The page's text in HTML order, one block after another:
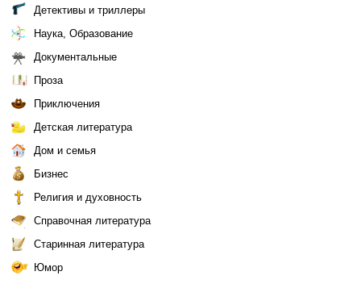
Детективы и триллеры
Наука, Образование
Документальные
Проза
Приключения
Детская литература
Дом и семья
Бизнес
Религия и духовность
Справочная литература
Старинная литература
Юмор